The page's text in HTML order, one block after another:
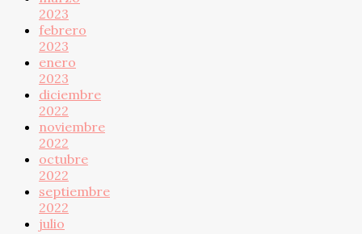
2023
febrero
2023
enero
2023
diciembre
2022
noviembre
2022
octubre
2022
septiembre
2022
julio